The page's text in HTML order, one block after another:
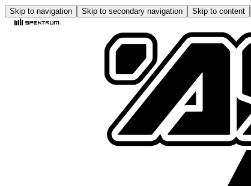
Skip to navigation Skip to secondary navigation Skip to content